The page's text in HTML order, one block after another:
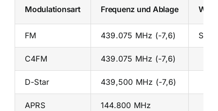
Modulationsart Frequenz und Ablage
FM 439.075 MHz (-7,6)
C4FM 439.075 MHz (-7,6)
D-Star 439,500 MHz (-7,6)
APRS 144.800 MHz